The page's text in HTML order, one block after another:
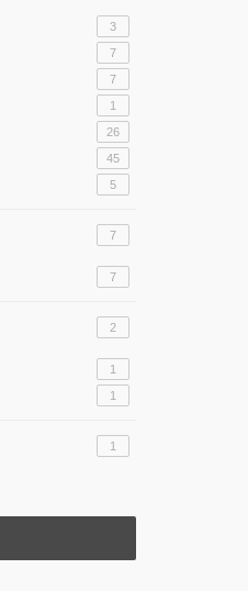
3
7
7
1
26
45
5
7
7
2
1
1
1